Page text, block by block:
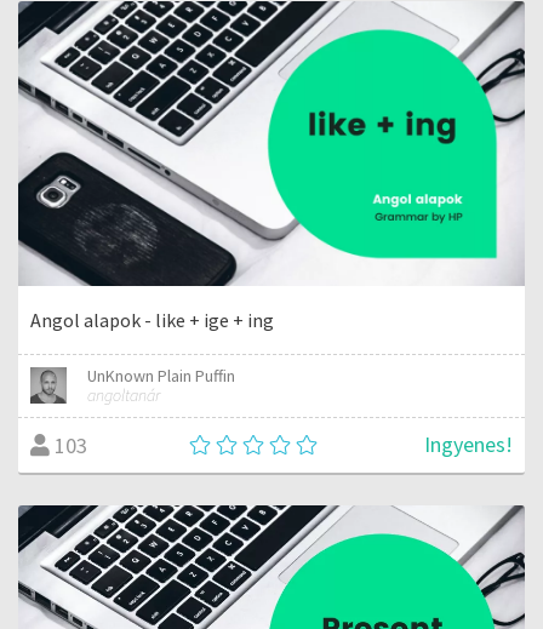
Angol alapok - like + ige + ing
UnKnown Plain Puffin
angoltanár
103 Ingyenes!